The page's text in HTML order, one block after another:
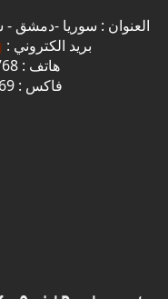
العنوان : سوريا -دمشق
بريد الكتروني :
هاتف : 3334768 11 963+
فاكس : 3334769 11 963+